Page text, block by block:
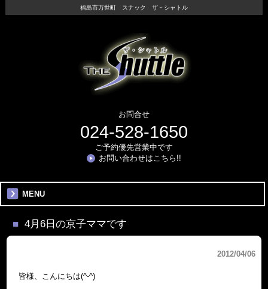
福島市万世町 スナック ザ・シャトル
お問合せ
024-528-1650
ご予約優先営業中です
お問い合わせはこちら!!
MENU
4月6日の京子ママです
2012/04/06
皆様、こんにちは(^-^)